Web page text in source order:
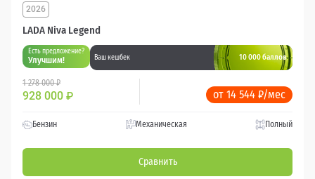
LADA Niva Legend
2026
Есть предложение?
Улучшим! Ваш кешбек 10 000 баллов
1 278 000 ₽
928 000 ₽ от 14 544 ₽/мес
Бензин Механическая Полный
Сравнить